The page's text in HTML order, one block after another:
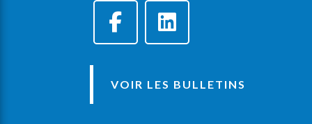
VOIR LES BULLETINS